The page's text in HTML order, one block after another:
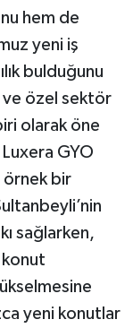
hem de
yeni iş
bulduğunu
ve özel sektör
olarak öne
GYO
örnek bir
sağlarken,
yeni konutlar